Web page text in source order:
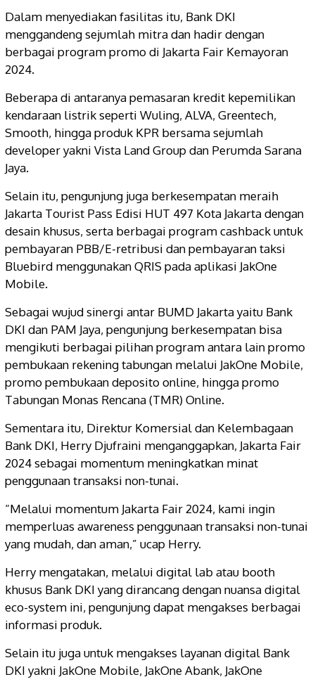
Dalam menyediakan fasilitas itu, Bank DKI
menggandeng sejumlah mitra dan hadir dengan
berbagai program promo di Jakarta Fair Kemayoran
2024.
Beberapa di antaranya pemasaran kredit kepemilikan
kendaraan listrik seperti Wuling, ALVA, Greentech,
Smooth, hingga produk KPR bersama sejumlah
developer yakni Vista Land Group dan Perumda Sarana
Jaya.
Selain itu, pengunjung juga berkesempatan meraih
Jakarta Tourist Pass Edisi HUT 497 Kota Jakarta dengan
desain khusus, serta berbagai program cashback untuk
pembayaran PBB/E-retribusi dan pembayaran taksi
Bluebird menggunakan QRIS pada aplikasi JakOne
Mobile.
Sebagai wujud sinergi antar BUMD Jakarta yaitu Bank
DKI dan PAM Jaya, pengunjung berkesempatan bisa
mengikuti berbagai pilihan program antara lain promo
pembukaan rekening tabungan melalui JakOne Mobile,
promo pembukaan deposito online, hingga promo
Tabungan Monas Rencana (TMR) Online.
Sementara itu, Direktur Komersial dan Kelembagaan
Bank DKI, Herry Djufraini menganggapkan, Jakarta Fair
2024 sebagai momentum meningkatkan minat
penggunaan transaksi non-tunai.
“Melalui momentum Jakarta Fair 2024, kami ingin
memperluas awareness penggunaan transaksi non-tunai
yang mudah, dan aman,” ucap Herry.
Herry mengatakan, melalui digital lab atau booth
khusus Bank DKI yang dirancang dengan nuansa digital
eco-system ini, pengunjung dapat mengakses berbagai
informasi produk.
Selain itu juga untuk mengakses layanan digital Bank
DKI yakni JakOne Mobile, JakOne Abank, JakOne